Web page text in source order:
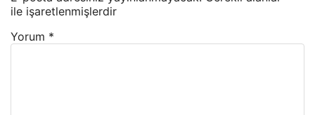
ile işaretlenmişlerdir
Yorum *